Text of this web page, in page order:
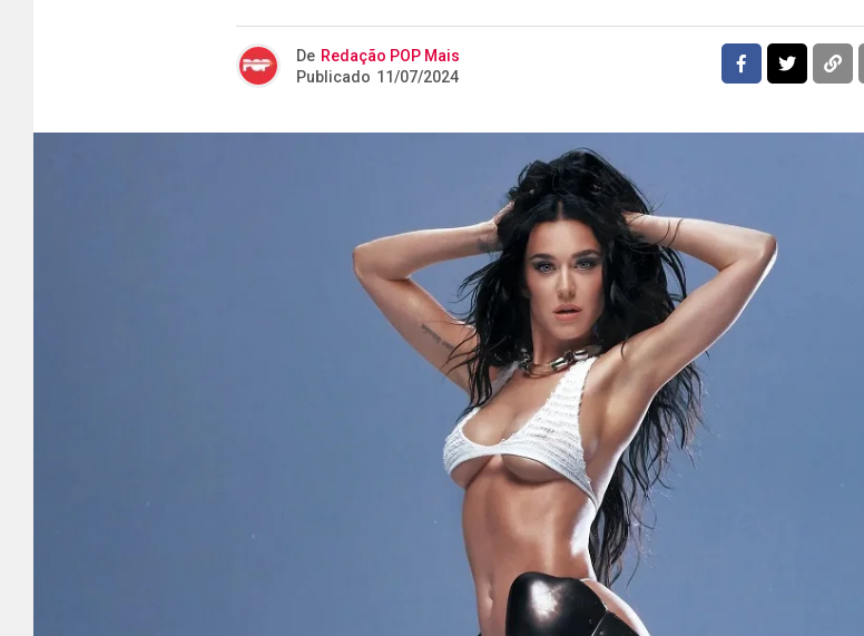
De Redação POP Mais
Publicado 11/07/2024